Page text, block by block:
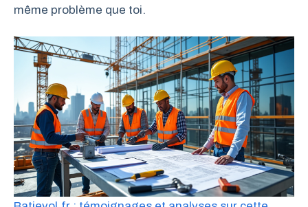
même problème que toi.